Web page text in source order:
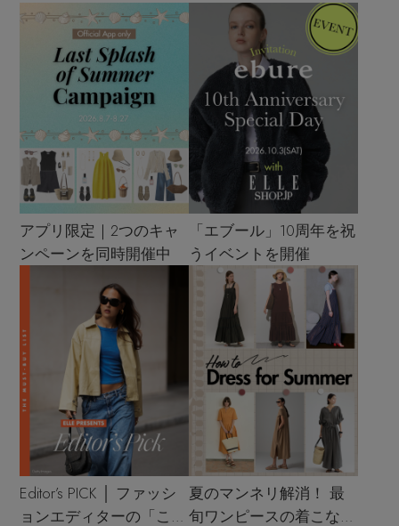
アプリ限定｜2つのキャ
ンペーンを同時開催中
「エブール」10周年を祝
うイベントを開催
Editor’s PICK │ ファッシ
ョンエディターの「これ
夏のマンネリ解消！ 最
旬ワンピースの着こなし